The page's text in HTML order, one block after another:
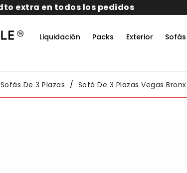
Liquidación Packs Exterior Sofás
Sofás De 3 Plazas Sofá De 3 Plazas Vegas Bronx